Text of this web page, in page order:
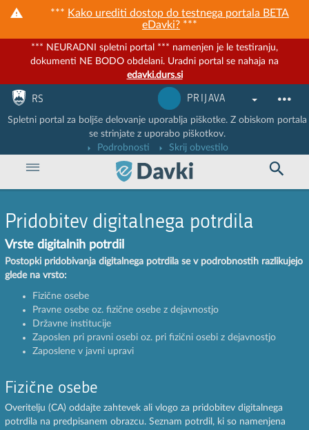
*** Kako urediti dostop do testnega portala BETA
eDavki? ***
*** NEURADNI spletni portal *** namenjen je le testiranju,
dokumenti NE BODO obdelani. Uradni portal se nahaja na
edavki.durs.si
Nadaljuj na vsebino
Nadaljuj na vsebino zaprtega portala
RS PRIJAVA
Spletni portal za boljše delovanje uporablja piškotke. Z obiskom portala
se strinjate z uporabo piškotkov.
Podrobnosti
Skrij obvestilo
Pridobitev digitalnega potrdila
Vrste digitalnih potrdil
Postopki pridobivanja digitalnega potrdila se v podrobnostih razlikujejo
glede na vrsto:
Fizične osebe
Pravne osebe oz. fizične osebe z dejavnostjo
Državne institucije
Zaposlen pri pravni osebi oz. pri fizični osebi z dejavnostjo
Zaposlene v javni upravi
Fizične osebe
Overitelju (CA) oddajte zahtevek ali vlogo za pridobitev digitalnega
potrdila na predpisanem obrazcu. Seznam potrdil, ki so namenjena